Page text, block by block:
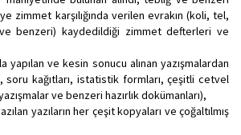
zimmet karşılığında verilen evrakın (koli, tel,
benzeri) kaydedildiği zimmet defterleri ve
yapılan ve kesin sonucu alınan yazışmalardan
kağıtları, istatistik formları, çeşitli cetvel
ve benzeri hazırlık dokümanları),
yazıların her çeşit kopyaları ve çoğaltılmış